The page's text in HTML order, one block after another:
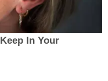
In Your